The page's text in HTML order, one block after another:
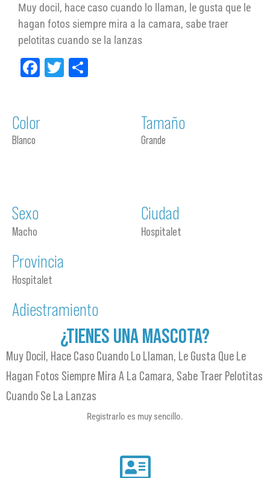
Muy docil, hace caso cuando lo llaman, le gusta que le
hagan fotos siempre mira a la camara, sabe traer
pelotitas cuando se la lanzas
Facebook
Twitter
Color
Blanco
Tamaño
Grande
Sexo
Macho
Ciudad
Hospitalet
Provincia
Hospitalet
Adiestramiento
¿TIENES UNA MASCOTA?
Muy Docil, Hace Caso Cuando Lo Llaman, Le Gusta Que Le
Hagan Fotos Siempre Mira A La Camara, Sabe Traer Pelotitas
Cuando Se La Lanzas
Registrarlo es muy sencillo.